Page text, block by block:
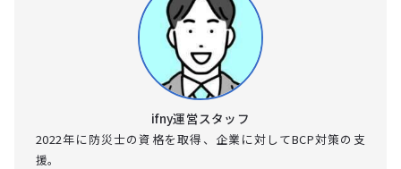
ifny運営スタッフ
2022年に防災士の資格を取得、企業に対してBCP対策の支
援。